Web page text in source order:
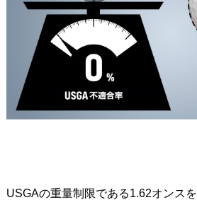
USGAの重量制限である1.62オンス